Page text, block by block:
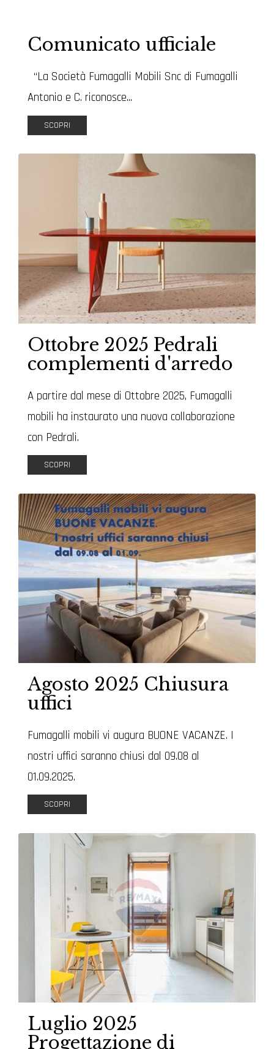
Comunicato ufficiale
“La Società Fumagalli Mobili Snc di Fumagalli
Antonio e C. riconosce...
SCOPRI
Ottobre 2025 Pedrali
complementi d'arredo
A partire dal mese di Ottobre 2025, Fumagalli
mobili ha instaurato una nuova collaborazione
con Pedrali.
SCOPRI
Agosto 2025 Chiusura
uffici
Fumagalli mobili vi augura BUONE VACANZE. I
nostri uffici saranno chiusi dal 09.08 al
01.09.2025.
SCOPRI
Luglio 2025
Progettazione di